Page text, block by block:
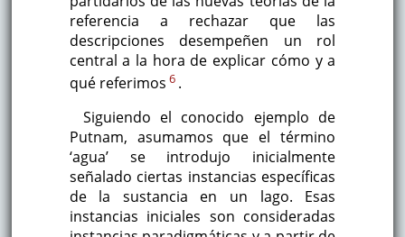
referencia a rechazar que las
descripciones desempeñen un rol
central a la hora de explicar cómo y a
qué referimos 6 .
Siguiendo el conocido ejemplo de
Putnam, asumamos que el término
‘agua’ se introdujo inicialmente
señalado ciertas instancias específicas
de la sustancia en un lago. Esas
instancias iniciales son consideradas